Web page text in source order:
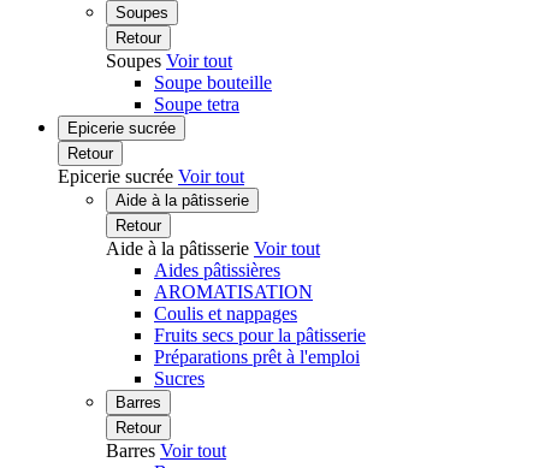
Soupes
Retour
Soupes Voir tout
Soupe bouteille
Soupe tetra
Epicerie sucrée
Retour
Epicerie sucrée Voir tout
Aide à la pâtisserie
Retour
Aide à la pâtisserie Voir tout
Aides pâtissières
AROMATISATION
Coulis et nappages
Fruits secs pour la pâtisserie
Préparations prêt à l'emploi
Sucres
Barres
Retour
Barres Voir tout